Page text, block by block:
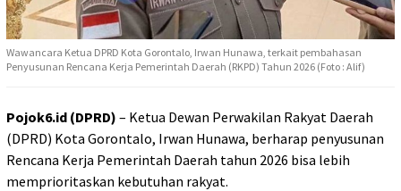
Wawancara Ketua DPRD Kota Gorontalo, Irwan Hunawa, terkait pembahasan
Penyusunan Rencana Kerja Pemerintah Daerah (RKPD) Tahun 2026 (Foto : Alif)
Pojok6.id (DPRD) – Ketua Dewan Perwakilan Rakyat Daerah
(DPRD) Kota Gorontalo, Irwan Hunawa, berharap penyusunan
Rencana Kerja Pemerintah Daerah tahun 2026 bisa lebih
memprioritaskan kebutuhan rakyat.